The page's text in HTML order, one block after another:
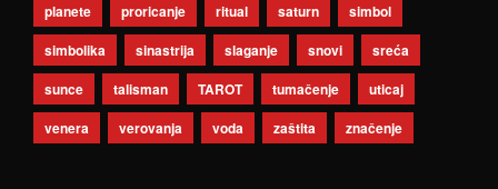
planete
proricanje ritual saturn
simbol
simbolika
sinastrija slaganje snovi
sreća
sunce
talisman TAROT tumačenje
uticaj
venera
verovanja voda zaštita značenje